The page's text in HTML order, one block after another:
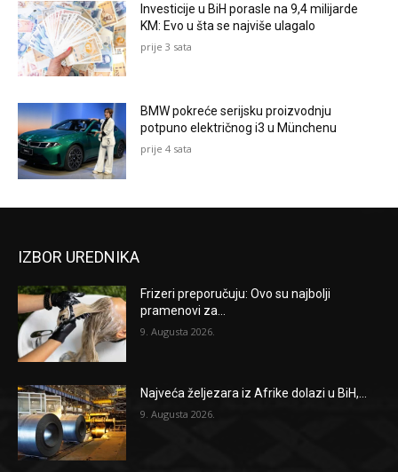
Investicije u BiH porasle na 9,4 milijarde
KM: Evo u šta se najviše ulagalo
prije 3 sata
BMW pokreće serijsku proizvodnju
potpuno električnog i3 u Münchenu
prije 4 sata
IZBOR UREDNIKA
Frizeri preporučuju: Ovo su najbolji
pramenovi za...
9. Augusta 2026.
Najveća željezara iz Afrike dolazi u BiH,...
9. Augusta 2026.